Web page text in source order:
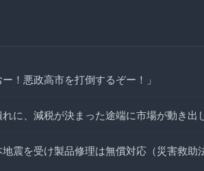
！悪政高市を打倒するぞー！」
に、減税が決まった途端に市場が動き
震を受け製品修理は無償対応（災害救助